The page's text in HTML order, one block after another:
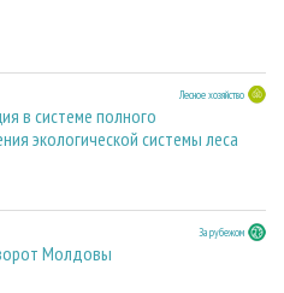
Лесное хозяйство
в системе полного
экологической системы леса
За рубежом
Молдовы